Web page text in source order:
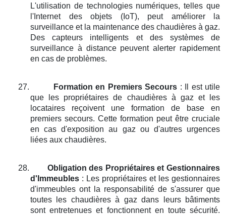
L'utilisation de technologies numériques, telles que
l'Internet des objets (IoT), peut améliorer la
surveillance et la maintenance des chaudières à gaz.
Des capteurs intelligents et des systèmes de
surveillance à distance peuvent alerter rapidement
en cas de problèmes.
27. Formation en Premiers Secours : Il est utile
que les propriétaires de chaudières à gaz et les
locataires reçoivent une formation de base en
premiers secours. Cette formation peut être cruciale
en cas d'exposition au gaz ou d'autres urgences
liées aux chaudières.
28.
Obligation des Propriétaires et Gestionnaires
d'Immeubles : Les propriétaires et les gestionnaires
d'immeubles ont la responsabilité de s'assurer que
toutes les chaudières à gaz dans leurs bâtiments
sont entretenues et fonctionnent en toute sécurité.